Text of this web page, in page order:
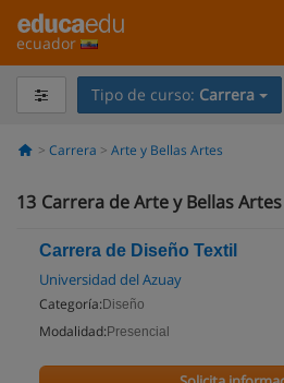
ecuador
Tipo de curso: Carrera
Carrera Arte y Bellas Artes
13 Carrera de Arte y Bellas
Carrera de Diseño Textil
Universidad del Azuay
Categoría: Diseño
Modalidad: Presencial